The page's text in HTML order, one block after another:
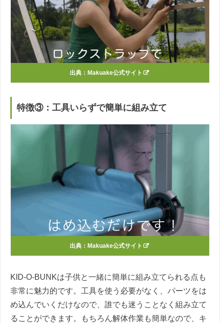
出典：Makuake公式サイト
特徴③：工具いらずで簡単に組み立て
出典：Makuake公式サイト
KID-O-BUNKは子供と一緒に簡単に組み立てられる点も
非常に魅力的です。工具を使う必要がなく、パーツをは
め込んでいくだけなので、誰でも迷うことなく組み立て
ることができます。もちろん解体作業も簡単なので、キ